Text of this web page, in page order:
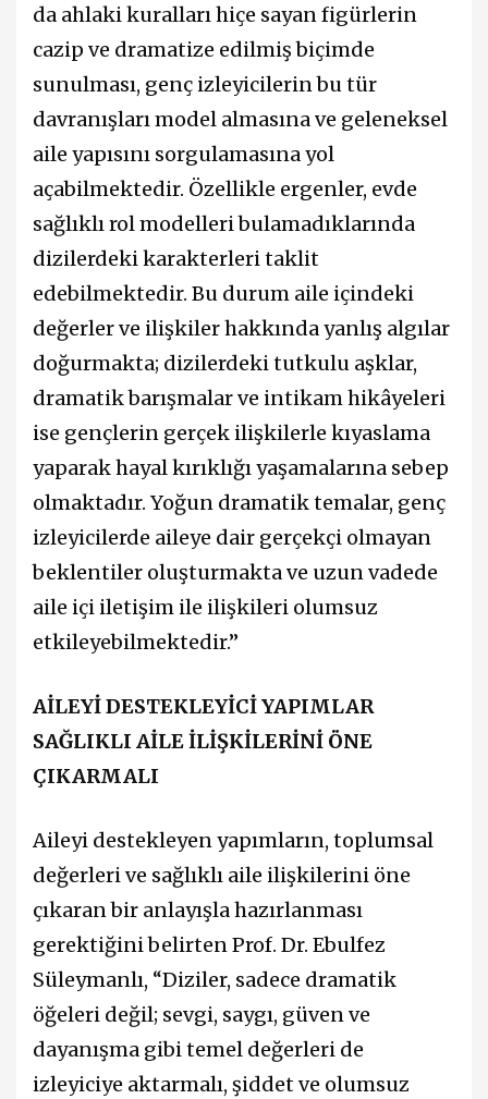
da ahlaki kuralları hiçe sayan figürlerin
cazip ve dramatize edilmiş biçimde
sunulması, genç izleyicilerin bu tür
davranışları model almasına ve geleneksel
aile yapısını sorgulamasına yol
açabilmektedir. Özellikle ergenler, evde
sağlıklı rol modelleri bulamadıklarında
dizilerdeki karakterleri taklit
edebilmektedir. Bu durum aile içindeki
değerler ve ilişkiler hakkında yanlış algılar
doğurmakta; dizilerdeki tutkulu aşklar,
dramatik barışmalar ve intikam hikâyeleri
ise gençlerin gerçek ilişkilerle kıyaslama
yaparak hayal kırıklığı yaşamalarına sebep
olmaktadır. Yoğun dramatik temalar, genç
izleyicilerde aileye dair gerçekçi olmayan
beklentiler oluşturmakta ve uzun vadede
aile içi iletişim ile ilişkileri olumsuz
etkileyebilmektedir.”
AİLEYİ DESTEKLEYİCİ YAPIMLAR
SAĞLIKLI AİLE İLİŞKİLERİNİ ÖNE
ÇIKARMALI
Aileyi destekleyen yapımların, toplumsal
değerleri ve sağlıklı aile ilişkilerini öne
çıkaran bir anlayışla hazırlanması
gerektiğini belirten Prof. Dr. Ebulfez
Süleymanlı, “Diziler, sadece dramatik
öğeleri değil; sevgi, saygı, güven ve
dayanışma gibi temel değerleri de
izleyiciye aktarmalı, şiddet ve olumsuz